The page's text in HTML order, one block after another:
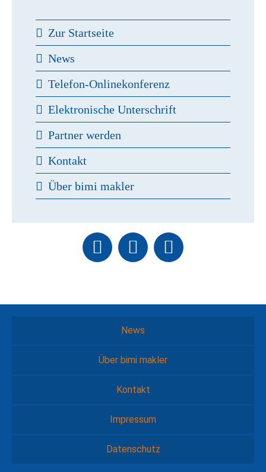
Zur Startseite
News
Telefon-Onlinekonferenz
Elektronische Unterschrift
Partner werden
Kontakt
Über bimi makler
News
Über bimi makler
Kontakt
Impressum
Datenschutz